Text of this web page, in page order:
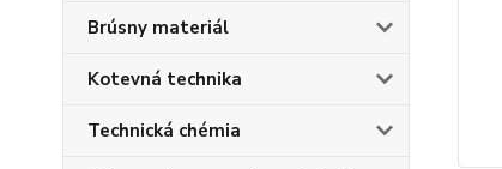
Brúsny materiál
Kotevná technika
Technická chémia